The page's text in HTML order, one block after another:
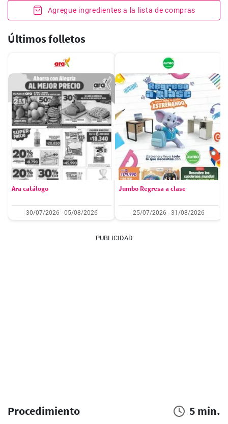
Agregue ingredientes a la lista de compras
Últimos folletos
Ara catálogo
30/07/2026 - 05/08/2026
Jumbo Regresa a clase
25/07/2026 - 31/08/2026
PUBLICIDAD
Procedimiento 5 min.